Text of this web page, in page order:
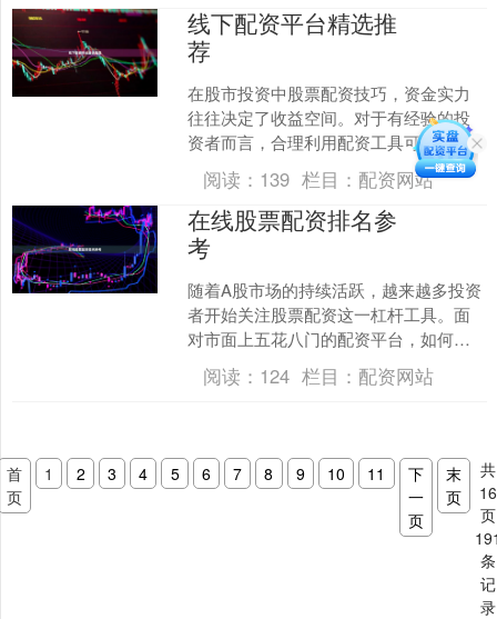
线下配资平台精选推
荐
在股市投资中股票配资技巧，资金实力
往往决定了收益空间。对于有经验的投
资者而言，合理利用配资工具可以放大
收益、灵活操作。然而，面对市场上众
多的配资平台，如何选择一....
阅读： 139 栏目： 配资网站
在线股票配资排名参
考
随着A股市场的持续活跃，越来越多投资
者开始关注股票配资这一杠杆工具。面
对市面上五花八门的配资平台，如何通
过在线股票配资排名找到安全可靠的选
择？本文为您梳理关键参....
阅读： 124 栏目： 配资网站
首
页
1 2 3 4 5 6 7 8 9 10 11
下
一
页
末
页
共
16
页
条
记
录